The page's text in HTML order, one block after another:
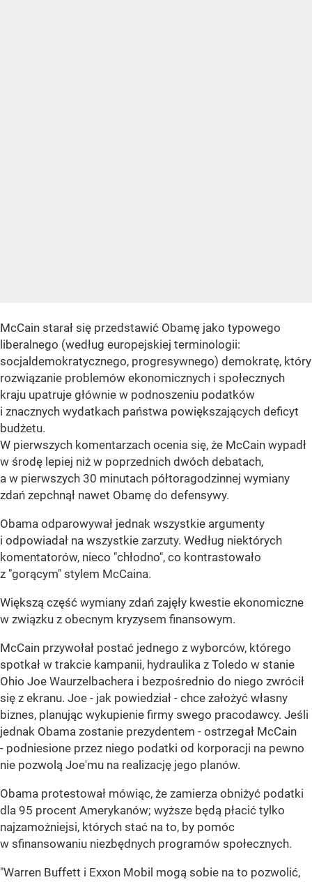
McCain starał się przedstawić Obamę jako typowego
liberalnego (według europejskiej terminologii:
socjaldemokratycznego, progresywnego) demokratę, który
rozwiązanie problemów ekonomicznych i społecznych
kraju upatruje głównie w podnoszeniu podatków
i znacznych wydatkach państwa powiększających deficyt
budżetu.
W pierwszych komentarzach ocenia się, że McCain wypadł
w środę lepiej niż w poprzednich dwóch debatach,
a w pierwszych 30 minutach półtoragodzinnej wymiany
zdań zepchnął nawet Obamę do defensywy.
Obama odparowywał jednak wszystkie argumenty
i odpowiadał na wszystkie zarzuty. Według niektórych
komentatorów, nieco "chłodno", co kontrastowało
z "gorącym" stylem McCaina.
Większą część wymiany zdań zajęły kwestie ekonomiczne
w związku z obecnym kryzysem finansowym.
McCain przywołał postać jednego z wyborców, którego
spotkał w trakcie kampanii, hydraulika z Toledo w stanie
Ohio Joe Waurzelbachera i bezpośrednio do niego zwrócił
się z ekranu. Joe - jak powiedział - chce założyć własny
biznes, planując wykupienie firmy swego pracodawcy. Jeśli
jednak Obama zostanie prezydentem - ostrzegał McCain
- podniesione przez niego podatki od korporacji na pewno
nie pozwolą Joe'mu na realizację jego planów.
Obama protestował mówiąc, że zamierza obniżyć podatki
dla 95 procent Amerykanów; wyższe będą płacić tylko
najzamożniejsi, których stać na to, by pomóc
w sfinansowaniu niezbędnych programów społecznych.
"Warren Buffett i Exxon Mobil mogą sobie na to pozwolić,